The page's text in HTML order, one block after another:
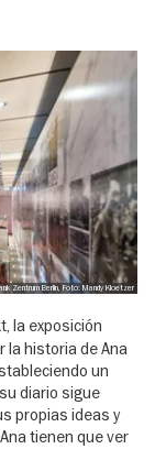
Zentrum Berlin, Foto: Mandy Kloetzer
la exposición
la historia de Ana
un
diario sigue
propias ideas y
tienen que ver